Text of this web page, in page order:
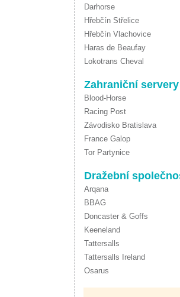
Darhorse
Hřebčín Střelice
Hřebčín Vlachovice
Haras de Beaufay
Lokotrans Cheval
Zahraniční servery
Blood-Horse
Racing Post
Závodisko Bratislava
France Galop
Tor Partynice
Dražební
Arqana
BBAG
Doncaster & Goffs
Keeneland
Tattersalls
Tattersalls Ireland
Osarus